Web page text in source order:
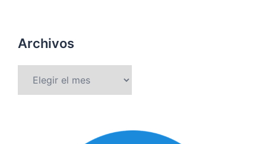
Archivos